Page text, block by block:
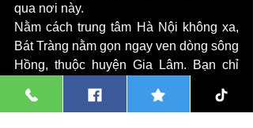
qua nơi này.
Nằm cách trung tâm Hà Nội không xa,
Bát Tràng nằm gọn ngay ven dòng sông
Hồng, thuộc huyện Gia Lâm. Bạn chỉ
phía Đông Nam khoảng 17km là đến.